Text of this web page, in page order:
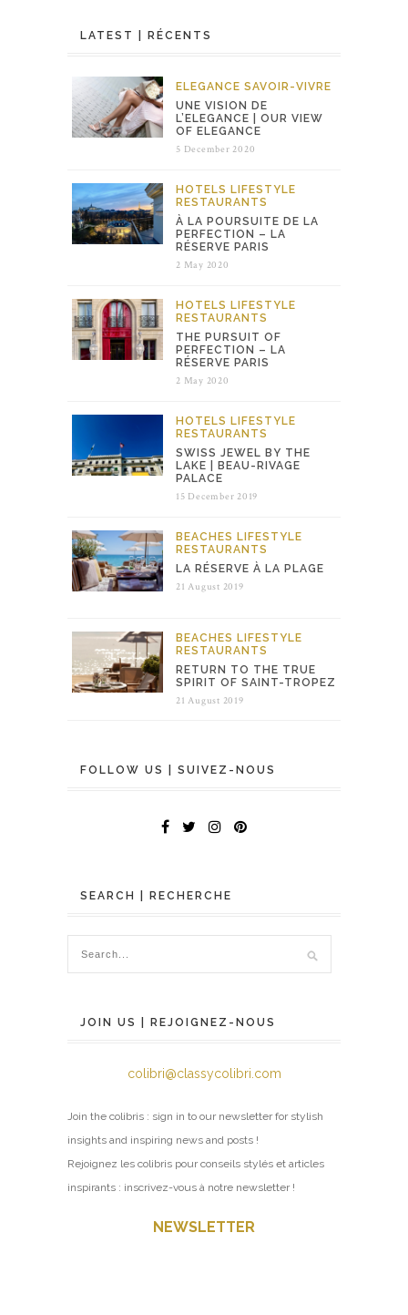
LATEST | RÉCENTS
ELEGANCE SAVOIR-VIVRE
UNE VISION DE
L’ELEGANCE | OUR VIEW
OF ELEGANCE
5 December 2020
HOTELS LIFESTYLE
RESTAURANTS
À LA POURSUITE DE LA
PERFECTION – LA
RÉSERVE PARIS
2 May 2020
HOTELS LIFESTYLE
RESTAURANTS
THE PURSUIT OF
PERFECTION – LA
RÉSERVE PARIS
2 May 2020
HOTELS LIFESTYLE
RESTAURANTS
SWISS JEWEL BY THE
LAKE | BEAU-RIVAGE
PALACE
15 December 2019
BEACHES LIFESTYLE
RESTAURANTS
LA RÉSERVE À LA PLAGE
21 August 2019
BEACHES LIFESTYLE
RESTAURANTS
RETURN TO THE TRUE
SPIRIT OF SAINT-TROPEZ
21 August 2019
FOLLOW US | SUIVEZ-NOUS
SEARCH | RECHERCHE
JOIN US | REJOIGNEZ-NOUS
colibri@classycolibri.com
Join the colibris : sign in to our newsletter for stylish
insights and inspiring news and posts !
Rejoignez les colibris pour conseils stylés et articles
inspirants : inscrivez-vous à notre newsletter !
NEWSLETTER